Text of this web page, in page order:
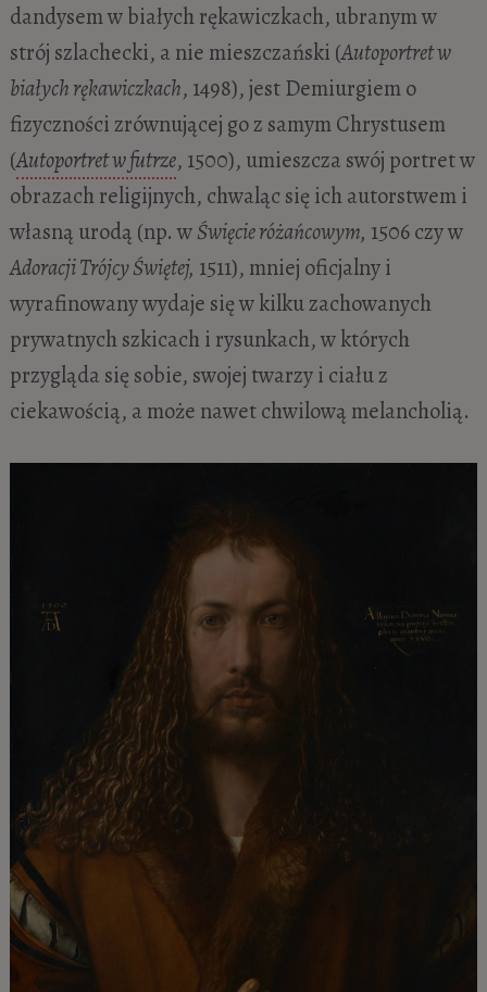
dandysem w białych rękawiczkach, ubranym w
strój szlachecki, a nie mieszczański (Autoportret w
białych rękawiczkach, 1498), jest Demiurgiem o
fizyczności zrównującej go z samym Chrystusem
(Autoportret w futrze, 1500), umieszcza swój portret w
obrazach religijnych, chwaląc się ich autorstwem i
własną urodą (np. wŚwięcie różańcowym, 1506 czy w
Adoracji Trójcy Świętej, 1511), mniej oficjalny i
wyrafinowany wydaje się w kilku zachowanych
prywatnych szkicach i rysunkach, w których
przygląda się sobie, swojej twarzy i ciału z
ciekawością, a może nawet chwilową melancholią.